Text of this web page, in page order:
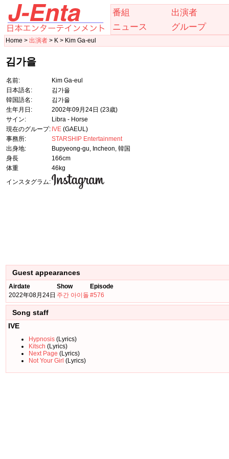
番組
出演者
ニュース
グループ
Home > 出演者 > K > Kim Ga-eul
김가을
名前:
Kim Ga-eul
日本語名:
김가을
韓国語名:
김가을
生年月日:
2002年09月24日 (23歳)
サイン:
Libra - Horse
現在のグループ: IVE (GAEUL)
事務所:
STARSHIP Entertainment
出身地:
Bupyeong-gu, Incheon, 韓国
身長
166cm
体重
46kg
インスタグラム:
Guest appearances
Airdate Show
Episode
2022年08月24日 주간 아이돌 #576
Song staff
IVE
Hypnosis (Lyrics)
Kitsch (Lyrics)
Next Page (Lyrics)
Not Your Girl (Lyrics)